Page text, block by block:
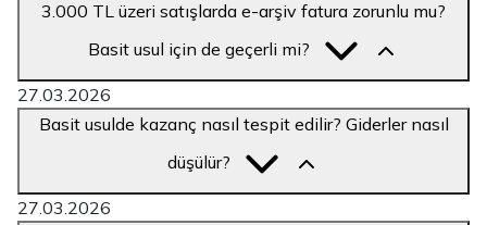
3.000 TL üzeri satışlarda e-arşiv fatura zorunlu mu?
Basit usul için de geçerli mi?
27.03.2026
Basit usulde kazanç nasıl tespit edilir? Giderler nasıl
düşülür?
27.03.2026